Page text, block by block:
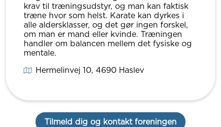
krav til træningsudstyr, og man kan faktisk
træne hvor som helst. Karate kan dyrkes i
alle aldersklasser, og det gør ingen forskel,
om man er mand eller kvinde. Træningen
handler om balancen mellem det fysiske og
mentale.
Hermelinvej 10, 4690Haslev
Tilmeld dig og kontakt foreningen